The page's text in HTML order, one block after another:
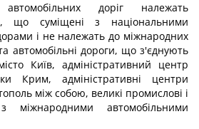
доріг належать
що суміщені з національними
і не належать до міжнародних
автомобільні дороги, що з'єднують
Київ, адміністративний центр
Крим, адміністративні центри
між собою, великі промислові і
міжнародними автомобільними